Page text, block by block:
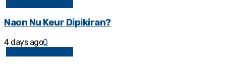
Naon Nu Keur Dipikiran?
4 days ago0